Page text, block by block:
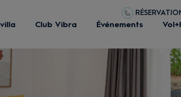
Club Vibra Événements